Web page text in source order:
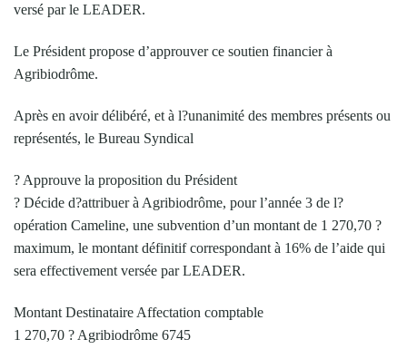
versé par le LEADER.
Le Président propose d’approuver ce soutien financier à
Agribiodrôme.
Après en avoir délibéré, et à l?unanimité des membres présents ou
représentés, le Bureau Syndical
? Approuve la proposition du Président
? Décide d?attribuer à Agribiodrôme, pour l’année 3 de l?
opération Cameline, une subvention d’un montant de 1 270,70 ?
maximum, le montant définitif correspondant à 16% de l’aide qui
sera effectivement versée par LEADER.
Montant Destinataire Affectation comptable
1 270,70 ? Agribiodrôme 6745